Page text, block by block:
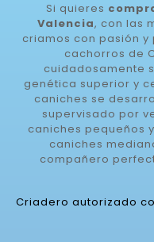
Si quieres
Valencia, con las
criamos con pasión
cachorros de
cuidadosamente
genética superior y
caniches se
supervisado por
caniches pequeños
caniches
compañero
Criadero autorizado